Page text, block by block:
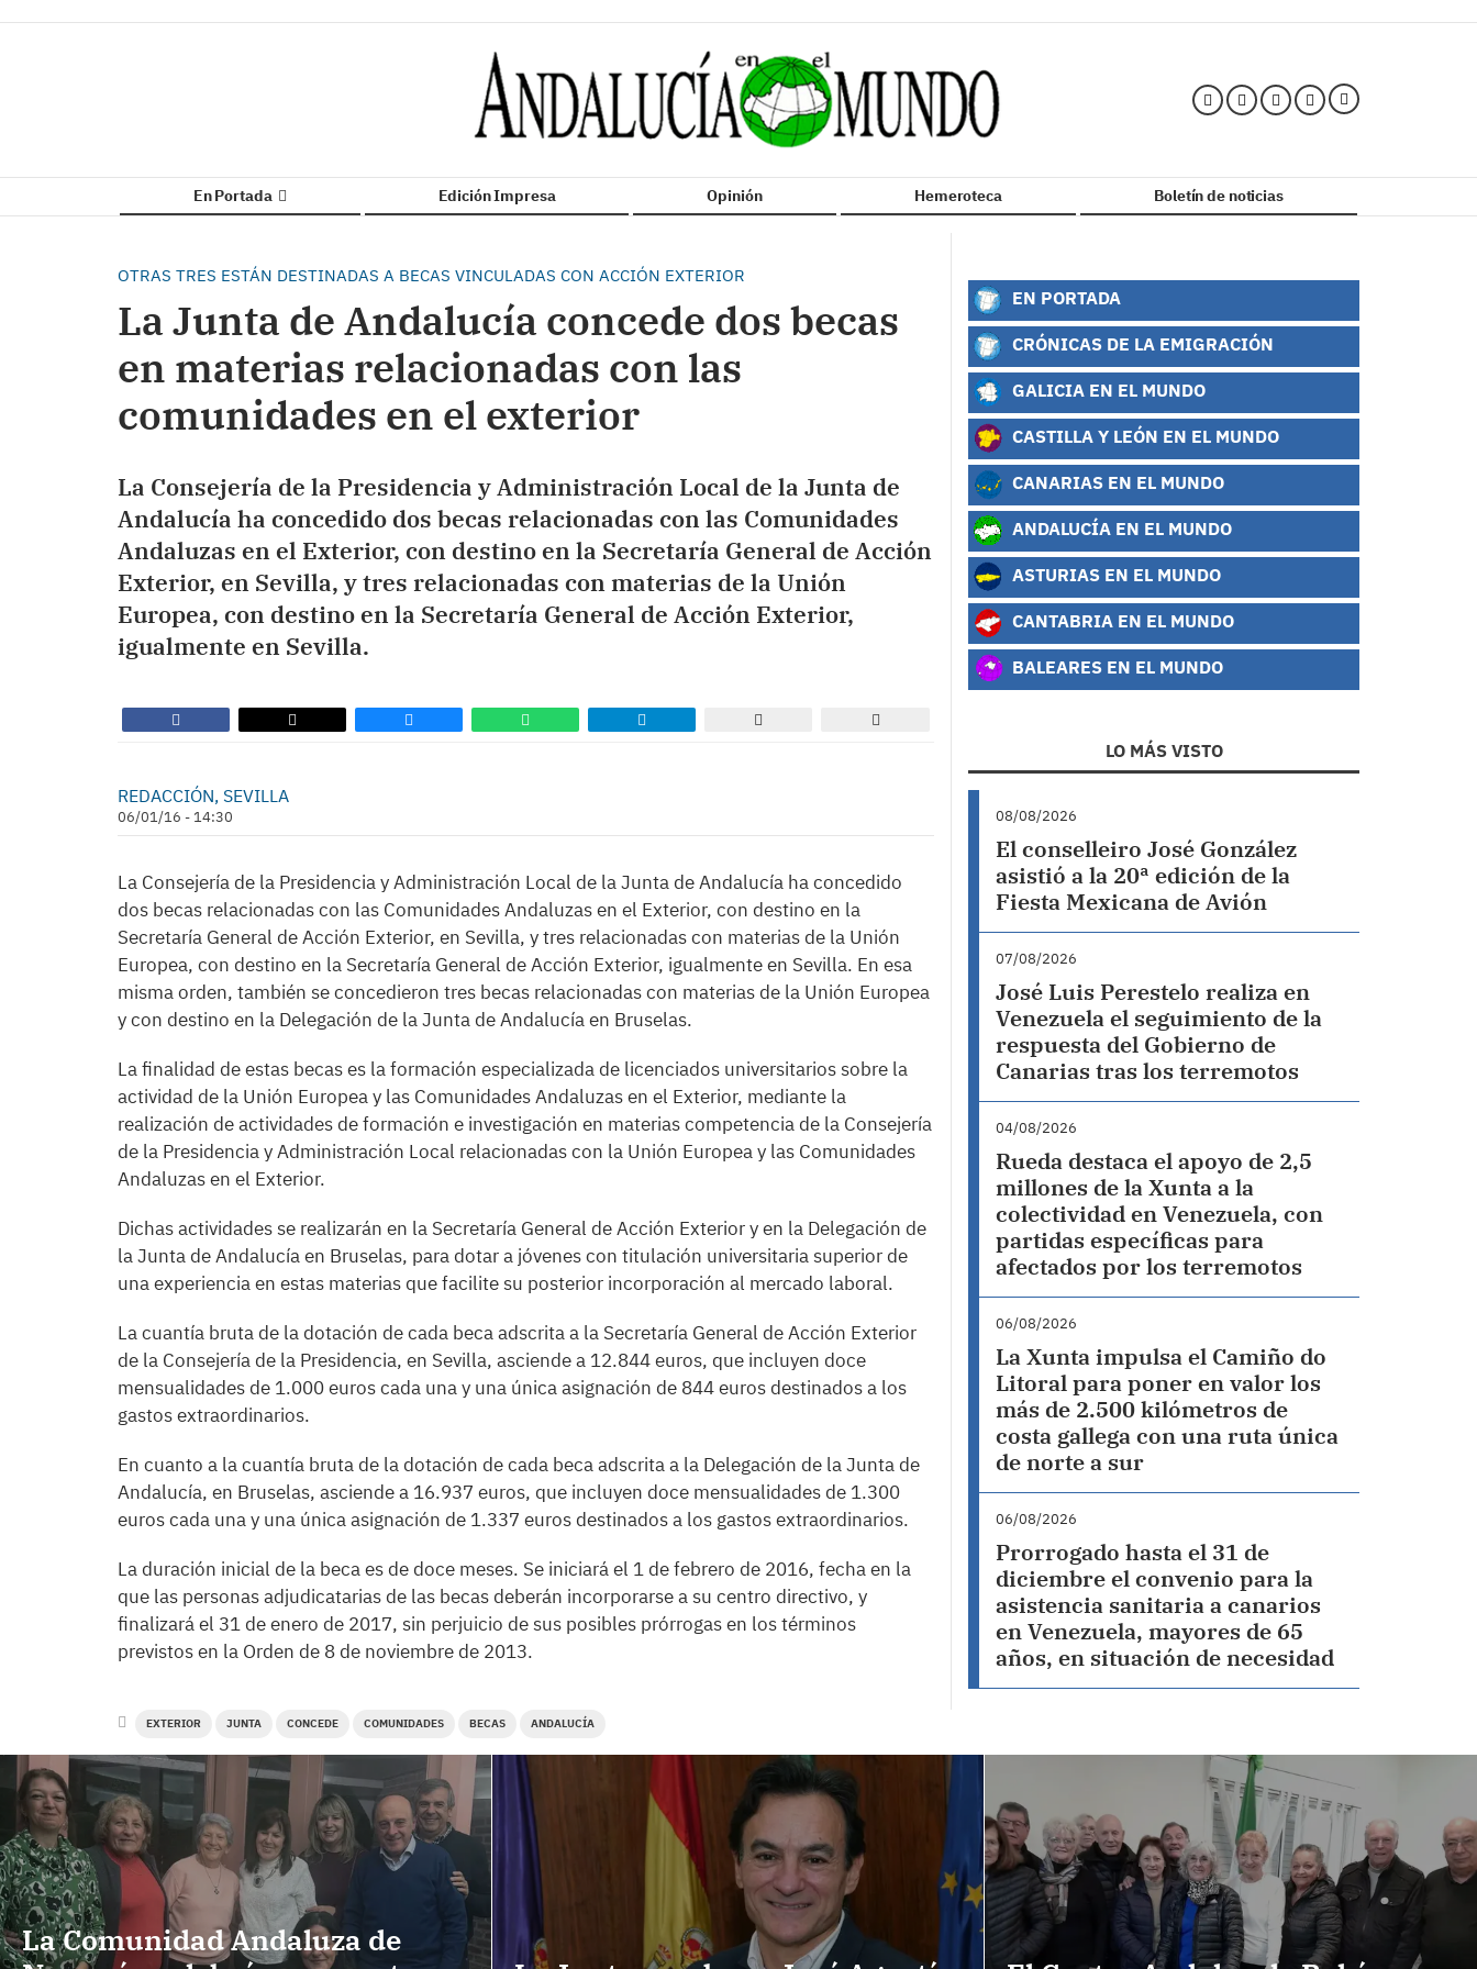
En Portada Edición Impresa Opinión Hemeroteca Boletín de noticias
OTRAS TRES ESTÁN DESTINADAS A BECAS VINCULADAS CON ACCIÓN EXTERIOR
La Junta de Andalucía concede dos becas
en materias relacionadas con las
comunidades en el exterior
La Consejería de la Presidencia y Administración Local de la Junta de
Andalucía ha concedido dos becas relacionadas con las Comunidades
Andaluzas en el Exterior, con destino en la Secretaría General de Acción
Exterior, en Sevilla, y tres relacionadas con materias de la Unión
Europea, con destino en la Secretaría General de Acción Exterior,
igualmente en Sevilla.
REDACCIÓN, SEVILLA
06/01/16 - 14:30
La Consejería de la Presidencia y Administración Local de la Junta de Andalucía ha concedido
dos becas relacionadas con las Comunidades Andaluzas en el Exterior, con destino en la
Secretaría General de Acción Exterior, en Sevilla, y tres relacionadas con materias de la Unión
Europea, con destino en la Secretaría General de Acción Exterior, igualmente en Sevilla. En esa
misma orden, también se concedieron tres becas relacionadas con materias de la Unión Europea
y con destino en la Delegación de la Junta de Andalucía en Bruselas.
La finalidad de estas becas es la formación especializada de licenciados universitarios sobre la
actividad de la Unión Europea y las Comunidades Andaluzas en el Exterior, mediante la
realización de actividades de formación e investigación en materias competencia de la Consejería
de la Presidencia y Administración Local relacionadas con la Unión Europea y las Comunidades
Andaluzas en el Exterior.
Dichas actividades se realizarán en la Secretaría General de Acción Exterior y en la Delegación de
la Junta de Andalucía en Bruselas, para dotar a jóvenes con titulación universitaria superior de
una experiencia en estas materias que facilite su posterior incorporación al mercado laboral.
La cuantía bruta de la dotación de cada beca adscrita a la Secretaría General de Acción Exterior
de la Consejería de la Presidencia, en Sevilla, asciende a 12.844 euros, que incluyen doce
mensualidades de 1.000 euros cada una y una única asignación de 844 euros destinados a los
gastos extraordinarios.
En cuanto a la cuantía bruta de la dotación de cada beca adscrita a la Delegación de la Junta de
Andalucía, en Bruselas, asciende a 16.937 euros, que incluyen doce mensualidades de 1.300
euros cada una y una única asignación de 1.337 euros destinados a los gastos extraordinarios.
La duración inicial de la beca es de doce meses. Se iniciará el 1 de febrero de 2016, fecha en la
que las personas adjudicatarias de las becas deberán incorporarse a su centro directivo, y
finalizará el 31 de enero de 2017, sin perjuicio de sus posibles prórrogas en los términos
previstos en la Orden de 8 de noviembre de 2013.
EXTERIOR JUNTA CONCEDE COMUNIDADES BECAS ANDALUCÍA
EN PORTADA
CRÓNICAS DE LA EMIGRACIÓN
GALICIA EN EL MUNDO
CASTILLA Y LEÓN EN EL MUNDO
CANARIAS EN EL MUNDO
ANDALUCÍA EN EL MUNDO
ASTURIAS EN EL MUNDO
CANTABRIA EN EL MUNDO
BALEARES EN EL MUNDO
LO MÁS VISTO
08/08/2026
El conselleiro José González
asistió a la 20ª edición de la
Fiesta Mexicana de Avión
07/08/2026
José Luis Perestelo realiza en
Venezuela el seguimiento de la
respuesta del Gobierno de
Canarias tras los terremotos
04/08/2026
Rueda destaca el apoyo de 2,5
millones de la Xunta a la
colectividad en Venezuela, con
partidas específicas para
afectados por los terremotos
06/08/2026
La Xunta impulsa el Camiño do
Litoral para poner en valor los
más de 2.500 kilómetros de
costa gallega con una ruta única
de norte a sur
06/08/2026
Prorrogado hasta el 31 de
diciembre el convenio para la
asistencia sanitaria a canarios
en Venezuela, mayores de 65
años, en situación de necesidad
La Comunidad Andaluza de